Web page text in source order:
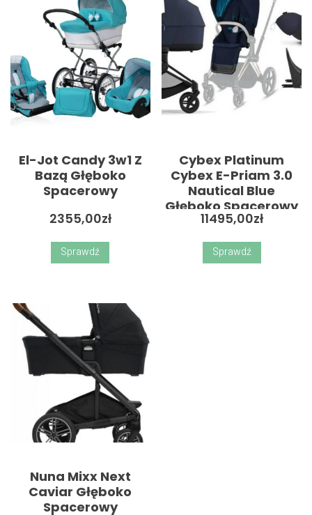
El-Jot Candy 3w1 Z
Bazą Głęboko
Spacerowy
2355,00zł
Sprawdź
Cybex Platinum
Cybex E-Priam 3.0
Nautical Blue
Głęboko Spacerowy
+ Cloud Z2 + Baza
11495,00zł
Sprawdź
Nuna Mixx Next
Caviar Głęboko
Spacerowy